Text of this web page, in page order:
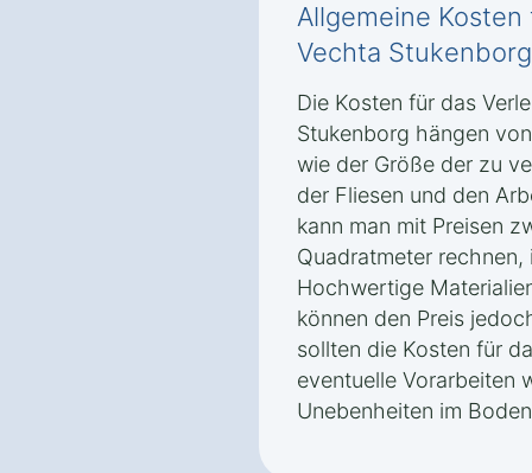
Allgemeine
Vechta Stukenborg
Die Kosten für das
Stukenborg hängen
wie der Größe der zu
der Fliesen und den
kann man mit Preisen
Quadratmeter
Hochwertige
können den Preis
sollten die Kosten für
eventuelle Vorarbeiten
Unebenheiten im